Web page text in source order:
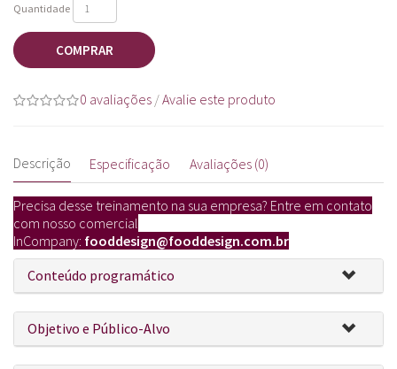
Quantidade
COMPRAR
0 avaliações /Avalie este produto
Descrição Especificação Avaliações (0)
Precisa desse treinamento na sua empresa? Entre em contato
com nosso comercial
InCompany: fooddesign@fooddesign.com.br
Conteúdo programático
Objetivo e Público-Alvo